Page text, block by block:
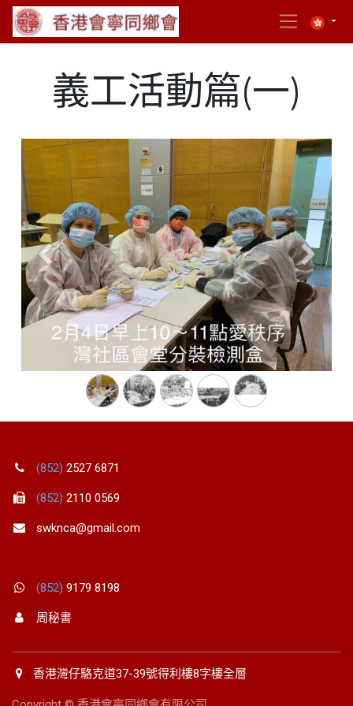
義工活動篇(一)
Previous Next
(852)2527 6871
(852)2110 0569
swknca@gmail.com
(852)9179 8198
周秘書
香港灣仔駱克道37-39號得利樓8字樓全層